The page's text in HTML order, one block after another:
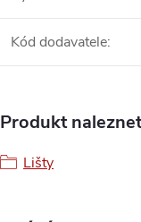
Kód dodavatele:
Produkt
Lišty